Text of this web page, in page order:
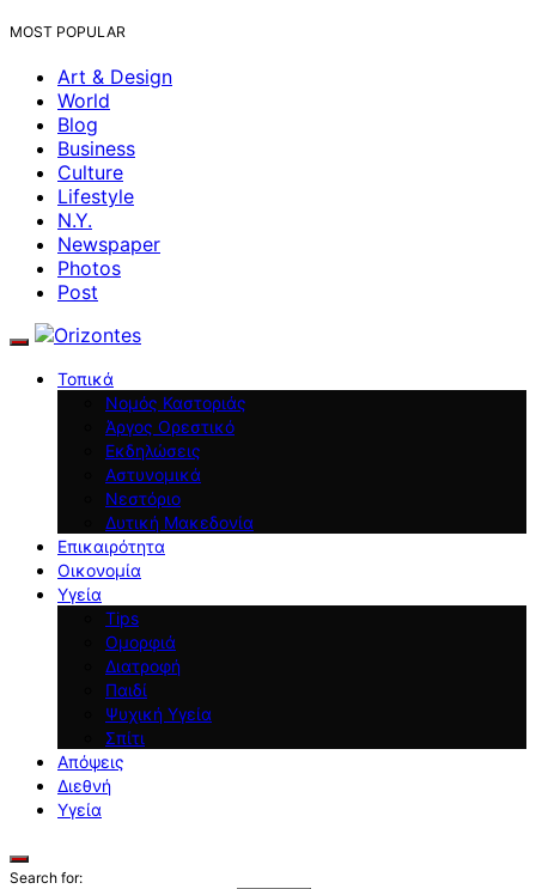
MOST POPULAR
Art & Design
World
Blog
Business
Culture
Lifestyle
N.Y.
Newspaper
Photos
Post
Τοπικά
Νομός Καστοριάς
Άργος Ορεστικό
Εκδηλώσεις
Αστυνομικά
Νεστόριο
Δυτική Μακεδονία
Επικαιρότητα
Οικονομία
Υγεία
Tips
Ομορφιά
Διατροφή
Παιδί
Ψυχική Υγεία
Σπίτι
Απόψεις
Διεθνή
Υγεία
Search for: